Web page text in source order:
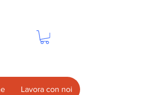
Lavora con noi